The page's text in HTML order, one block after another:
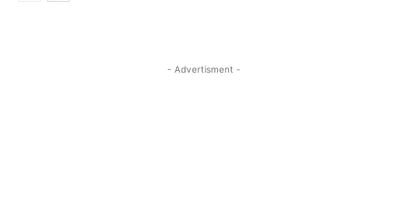
- Advertisment -